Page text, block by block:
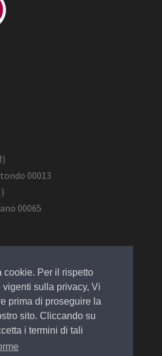
cookie. Per il rispetto
sulla privacy, Vi
prima di proseguire la
sito. Cliccando su
i termini di tali
00013
00065